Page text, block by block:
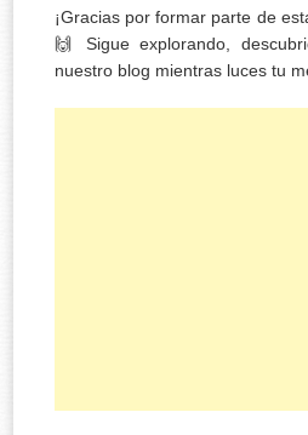
¡Gracias por formar parte de
🙌 Sigue explorando,
nuestro blog mientras luces tu